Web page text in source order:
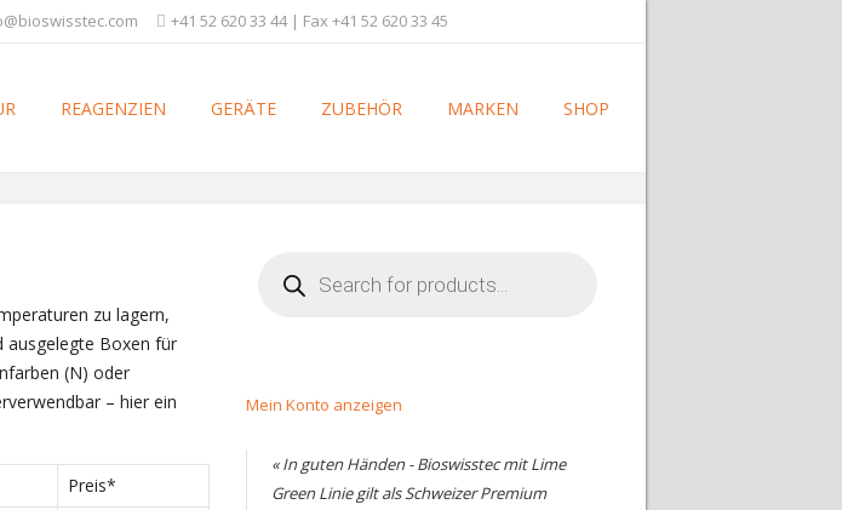
+41 52 620 33 44 | Fax +41 52 620 33 45
REAGENZIEN GERÄTE ZUBEHÖR MARKEN SHOP
zu lagern,
ausgelegte Boxen für
(N) oder
– hier ein
Preis*
search
Mein Konto anzeigen
« In guten Händen - Bioswisstec mit Lime
Green Linie gilt als Schweizer Premium